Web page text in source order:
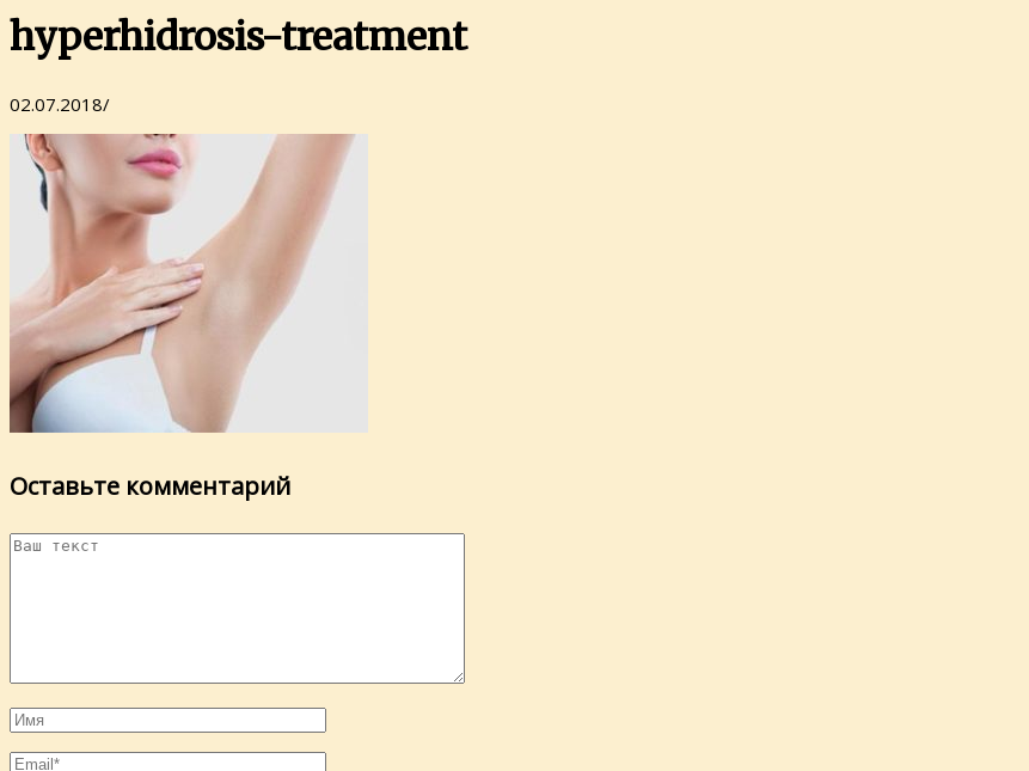
hyperhidrosis-treatment
02.07.2018/
Оставьте комментарий